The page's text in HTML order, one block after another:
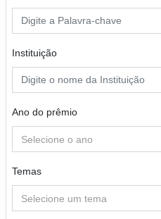
Instituição
Ano do prêmio
Selecione o ano
Temas
Selecione um tema